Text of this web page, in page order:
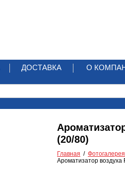
ДОСТАВКА О
(20/80)
Главная
Фотогалерея
Ароматизатор воздуха